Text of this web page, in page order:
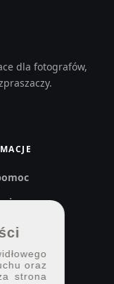
dla fotografów,
oraz
strona